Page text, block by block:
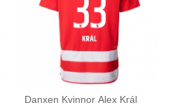
Danxen Kvinnor Alex Král